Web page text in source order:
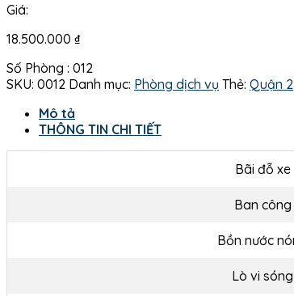
Giá:
18.500.000 ₫
Số Phòng : 012
SKU: 0012 Danh mục: Phòng dịch vụ Thẻ: Quận 2
Mô tả
THÔNG TIN CHI TIẾT
Bãi đỗ xe
Ban công
Bồn nước
Lò vi sóng